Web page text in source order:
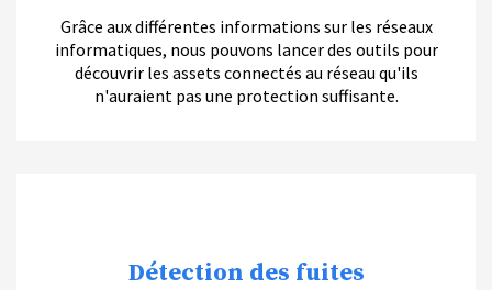
Grâce aux différentes informations sur les réseaux
informatiques, nous pouvons lancer des outils pour
découvrir les assets connectés au réseau qu'ils
n'auraient pas une protection suffisante.
Détection des fuites